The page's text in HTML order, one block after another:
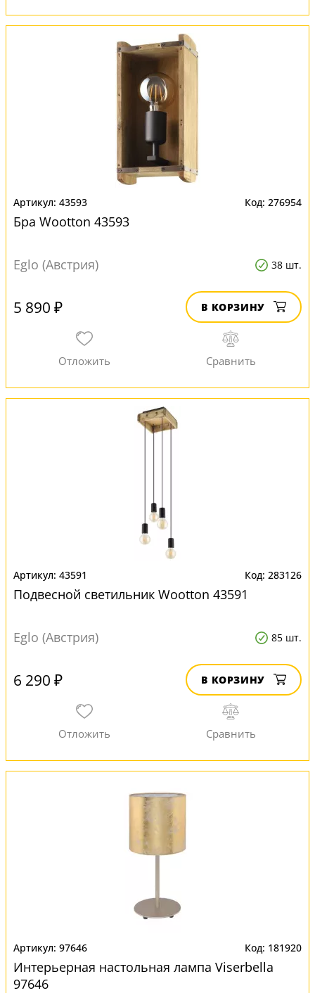
43593 276954
Бра Wootton 43593
Eglo (Австрия) 38 шт.
5 890 ₽ В КОРЗИНУ
43591 283126
Подвесной светильник Wootton 43591
Eglo (Австрия) 85 шт.
6 290 ₽ В КОРЗИНУ
97646 181920
Интерьерная настольная лампа Viserbella
97646